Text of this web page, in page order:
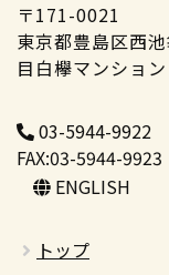
〒171-0021
東京都豊島区西
目白欅マンショ
03-5944-9922
FAX:03-5944-9923
ENGLISH
トップ